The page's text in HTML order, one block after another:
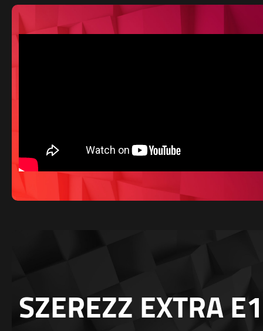
SZEREZZ EXTRA E1